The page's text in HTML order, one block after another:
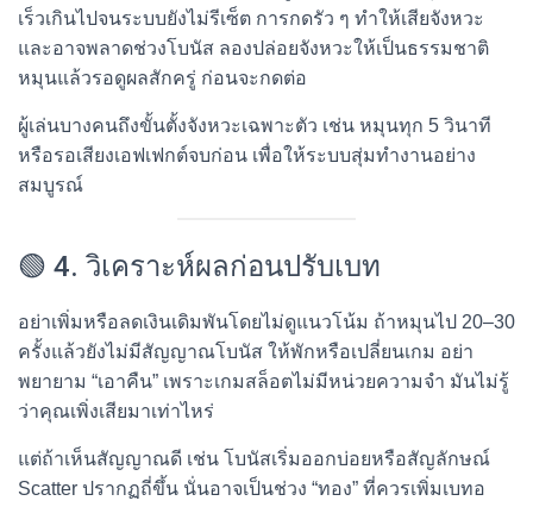
เร็วเกินไปจนระบบยังไม่รีเซ็ต การกดรัว ๆ ทำให้เสียจังหวะ
และอาจพลาดช่วงโบนัส ลองปล่อยจังหวะให้เป็นธรรมชาติ
หมุนแล้วรอดูผลสักครู่ ก่อนจะกดต่อ
ผู้เล่นบางคนถึงขั้นตั้งจังหวะเฉพาะตัว เช่น หมุนทุก 5 วินาที
หรือรอเสียงเอฟเฟกต์จบก่อน เพื่อให้ระบบสุ่มทำงานอย่าง
สมบูรณ์
🟢 4. วิเคราะห์ผลก่อนปรับเบท
อย่าเพิ่มหรือลดเงินเดิมพันโดยไม่ดูแนวโน้ม ถ้าหมุนไป 20–30
ครั้งแล้วยังไม่มีสัญญาณโบนัส ให้พักหรือเปลี่ยนเกม อย่า
พยายาม “เอาคืน” เพราะเกมสล็อตไม่มีหน่วยความจำ มันไม่รู้
ว่าคุณเพิ่งเสียมาเท่าไหร่
แต่ถ้าเห็นสัญญาณดี เช่น โบนัสเริ่มออกบ่อยหรือสัญลักษณ์
Scatter ปรากฏถี่ขึ้น นั่นอาจเป็นช่วง “ทอง” ที่ควรเพิ่มเบทอ